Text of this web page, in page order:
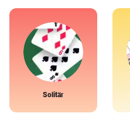
Solitär